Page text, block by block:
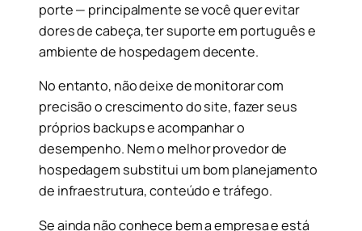
porte — principalmente se você quer evitar
dores de cabeça, ter suporte em português e
ambiente de hospedagem decente.
No entanto, não deixe de monitorar com
precisão o crescimento do site, fazer seus
próprios backups e acompanhar o
desempenho. Nem o melhor provedor de
hospedagem substitui um bom planejamento
de infraestrutura, conteúdo e tráfego.
Se ainda não conhece bem a empresa e está